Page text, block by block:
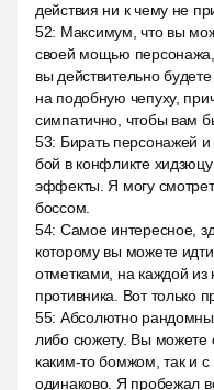
действия ни к чему не
52: Максимум, что вы
своей мощью персонажа,
вы действительно
на подобную чепуху,
симпатично, чтобы вам
53: Бирать персонажей
бой в конфликте
эффекты. Я могу
боссом.
54: Самое интересное,
которому вы можете
отметками, на каждой из
противника. Вот только
55: Абсолютно
либо сюжету. Вы можете
каким-то бомжом, так и с
одинаково. Я пробежал